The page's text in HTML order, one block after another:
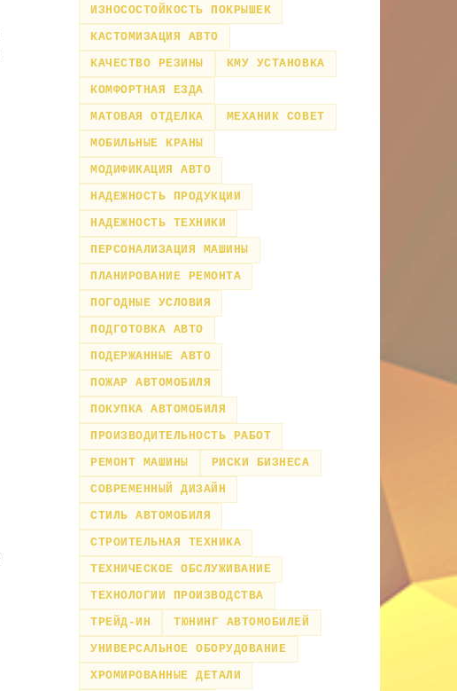
ИЗНОСОСТОЙКОСТЬ ПОКРЫШЕК
КАСТОМИЗАЦИЯ АВТО
КАЧЕСТВО РЕЗИНЫ
КМУ УСТАНОВКА
КОМФОРТНАЯ ЕЗДА
МАТОВАЯ ОТДЕЛКА
МЕХАНИК СОВЕТ
МОБИЛЬНЫЕ КРАНЫ
МОДИФИКАЦИЯ АВТО
НАДЕЖНОСТЬ ПРОДУКЦИИ
НАДЕЖНОСТЬ ТЕХНИКИ
ПЕРСОНАЛИЗАЦИЯ МАШИНЫ
ПЛАНИРОВАНИЕ РЕМОНТА
ПОГОДНЫЕ УСЛОВИЯ
ПОДГОТОВКА АВТО
ПОДЕРЖАННЫЕ АВТО
ПОЖАР АВТОМОБИЛЯ
ПОКУПКА АВТОМОБИЛЯ
ПРОИЗВОДИТЕЛЬНОСТЬ РАБОТ
РЕМОНТ МАШИНЫ
РИСКИ БИЗНЕСА
СОВРЕМЕННЫЙ ДИЗАЙН
СТИЛЬ АВТОМОБИЛЯ
СТРОИТЕЛЬНАЯ ТЕХНИКА
ТЕХНИЧЕСКОЕ ОБСЛУЖИВАНИЕ
ТЕХНОЛОГИИ ПРОИЗВОДСТВА
ТРЕЙД-ИН
ТЮНИНГ АВТОМОБИЛЕЙ
УНИВЕРСАЛЬНОЕ ОБОРУДОВАНИЕ
ХРОМИРОВАННЫЕ ДЕТАЛИ